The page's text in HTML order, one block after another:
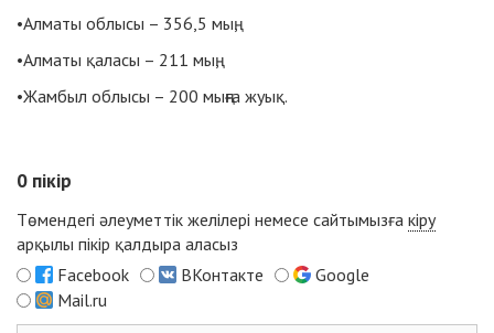
•Алматы облысы – 356,5 мың,
•Алматы қаласы – 211 мың,
•Жамбыл облысы – 200 мыңға жуық.
0 пікір
Төмендегі әлеуметтік желілері немесе сайтымызға кіру
арқылы пікір қалдыра аласыз
Facebook
ВКонтакте
Google
Mail.ru